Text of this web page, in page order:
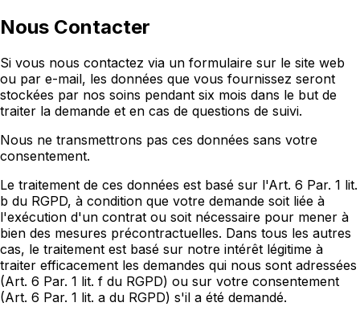
Nous Contacter
Si vous nous contactez via un formulaire sur le site web
ou par e-mail, les données que vous fournissez seront
stockées par nos soins pendant six mois dans le but de
traiter la demande et en cas de questions de suivi.
Nous ne transmettrons pas ces données sans votre
consentement.
Le traitement de ces données est basé sur l'Art. 6 Par. 1 lit.
b du RGPD, à condition que votre demande soit liée à
l'exécution d'un contrat ou soit nécessaire pour mener à
bien des mesures précontractuelles. Dans tous les autres
cas, le traitement est basé sur notre intérêt légitime à
traiter efficacement les demandes qui nous sont adressées
(Art. 6 Par. 1 lit. f du RGPD) ou sur votre consentement
(Art. 6 Par. 1 lit. a du RGPD) s'il a été demandé.